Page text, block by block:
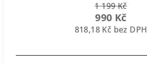
1 199 Kč
990 Kč
818,18 Kč bez DPH